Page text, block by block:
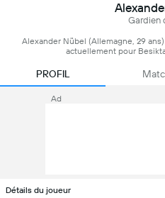
Gardien
Alexander Nübel (Allemagne, 29
actuellement pour
PROFIL
Ad
Détails du joueur